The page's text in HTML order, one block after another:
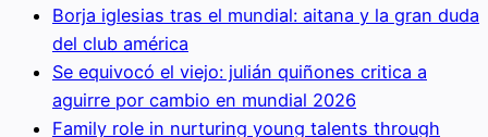
Borja iglesias tras el mundial: aitana y la gran duda
del club américa
Se equivocó el viejo: julián quiñones critica a
aguirre por cambio en mundial 2026
Family role in nurturing young talents through